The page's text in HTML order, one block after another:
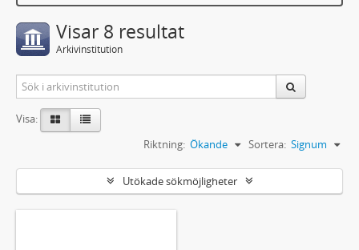
Visar 8 resultat
Arkivinstitution
Visa:
Sortera: Signum
Riktning: Ökande
Utökade sökmöjligheter